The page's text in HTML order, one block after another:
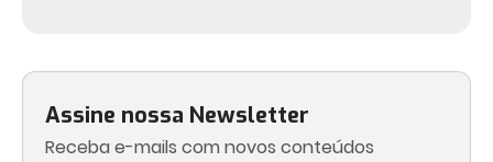
Assine nossa Newsletter
Receba e-mails com novos conteúdos